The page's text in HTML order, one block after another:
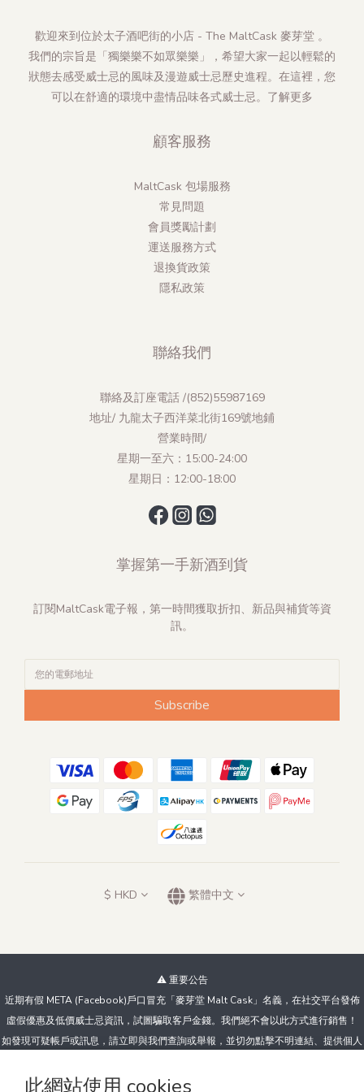
此網站使用 cookies
歡迎來到位於太子酒吧街的小店 - The MaltCask 麥芽堂 。
我們的宗旨是「獨樂樂不如眾樂樂」，希望大家一起以輕鬆的
狀態去感受威士忌的風味及漫遊威士忌歷史進程。在這裡，您
可以在舒適的環境中盡情品味各式威士忌。 了解更多
顧客服務
MaltCask 包場服務
常見問題
會員獎勵計劃
運送服務方式
退換貨政策
隱私政策
聯絡我們
聯絡及訂座電話 /(852)55987169
地址/ 九龍太子西洋菜北街169號地鋪
營業時間/
星期一至六：15:00-24:00
星期日：12:00-18:00
掌握第一手新酒到貨
訂閱MaltCask電子報，第一時間獲取折扣、新品與補貨等資
訊。
Subscribe
$ HKD 繁體中文
⚠️ 重要公告
近期有假 META (Facebook)戶口冒充「麥芽堂 Malt Cask」名義，在社交平台發佈
虛假優惠及低價威士忌資訊，試圖騙取客戶金錢。我們絕不會以此方式進行銷售！
如發現可疑帳戶或訊息，請立即與我們查詢或舉報，並切勿點擊不明連結、提供個人